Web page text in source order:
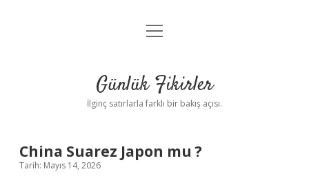
Anasayfa
Yasal Uyarı
menüyü
Günlük Fikirler
İlginç satırlarla farklı bir bakış açısı.
China Suarez Japon mu ?
Tarih: Mayıs 14, 2026